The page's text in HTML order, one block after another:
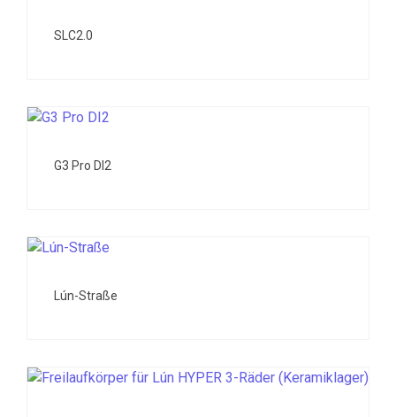
SLC2.0
G3 Pro DI2
Lún-Straße